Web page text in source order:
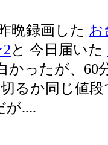
晩録画した お
と 今日届いた
かったが、60
るか同じ値
が....